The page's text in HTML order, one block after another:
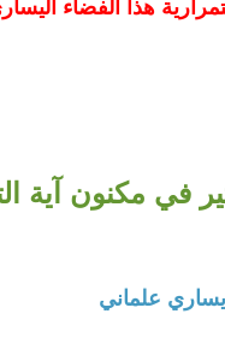
هذا الفضاء
في مكنون آية
علماني